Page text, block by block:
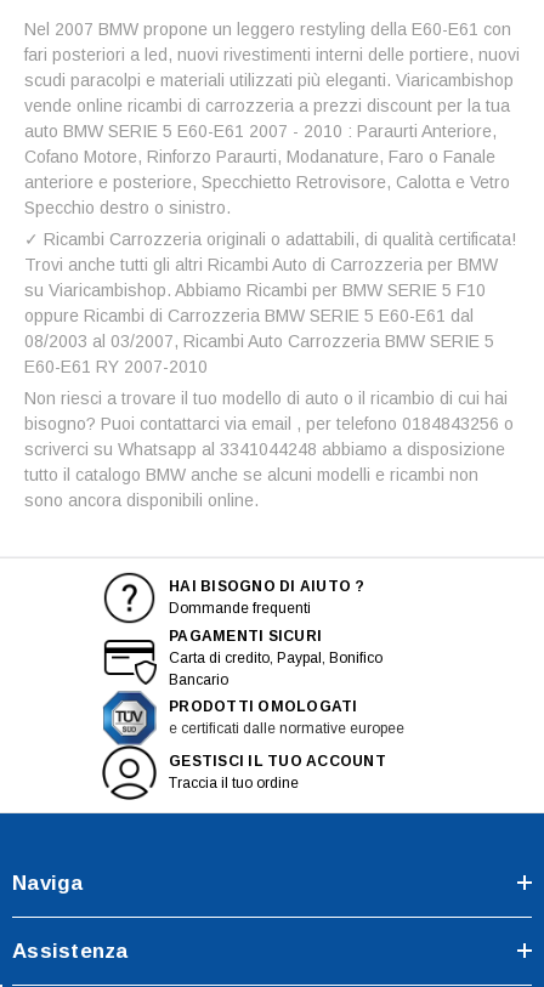
Nel 2007 BMW propone un leggero restyling della E60-E61 con
fari posteriori a led, nuovi rivestimenti interni delle portiere, nuovi
scudi paracolpi e materiali utilizzati più eleganti. Viaricambishop
vende online ricambi di carrozzeria a prezzi discount per la tua
auto BMW SERIE 5 E60-E61 2007 - 2010 : Paraurti Anteriore,
Cofano Motore, Rinforzo Paraurti, Modanature, Faro o Fanale
anteriore e posteriore, Specchietto Retrovisore, Calotta e Vetro
Specchio destro o sinistro.
✓ Ricambi Carrozzeria originali o adattabili, di qualità certificata!
Trovi anche tutti gli altri Ricambi Auto di Carrozzeria per BMW
su Viaricambishop. Abbiamo Ricambi per BMW SERIE 5 F10
oppure Ricambi di Carrozzeria BMW SERIE 5 E60-E61 dal
08/2003 al 03/2007, Ricambi Auto Carrozzeria BMW SERIE 5
E60-E61 RY 2007-2010
Non riesci a trovare il tuo modello di auto o il ricambio di cui hai
bisogno? Puoi contattarci via email , per telefono 0184843256 o
scriverci su Whatsapp al 3341044248 abbiamo a disposizione
tutto il catalogo BMW anche se alcuni modelli e ricambi non
sono ancora disponibili online.
HAI BISOGNO DI AIUTO ?
Dommande frequenti
PAGAMENTI SICURI
Carta di credito, Paypal, Bonifico
Bancario
PRODOTTI OMOLOGATI
e certificati dalle normative europee
GESTISCI IL TUO ACCOUNT
Traccia il tuo ordine
Naviga
Assistenza